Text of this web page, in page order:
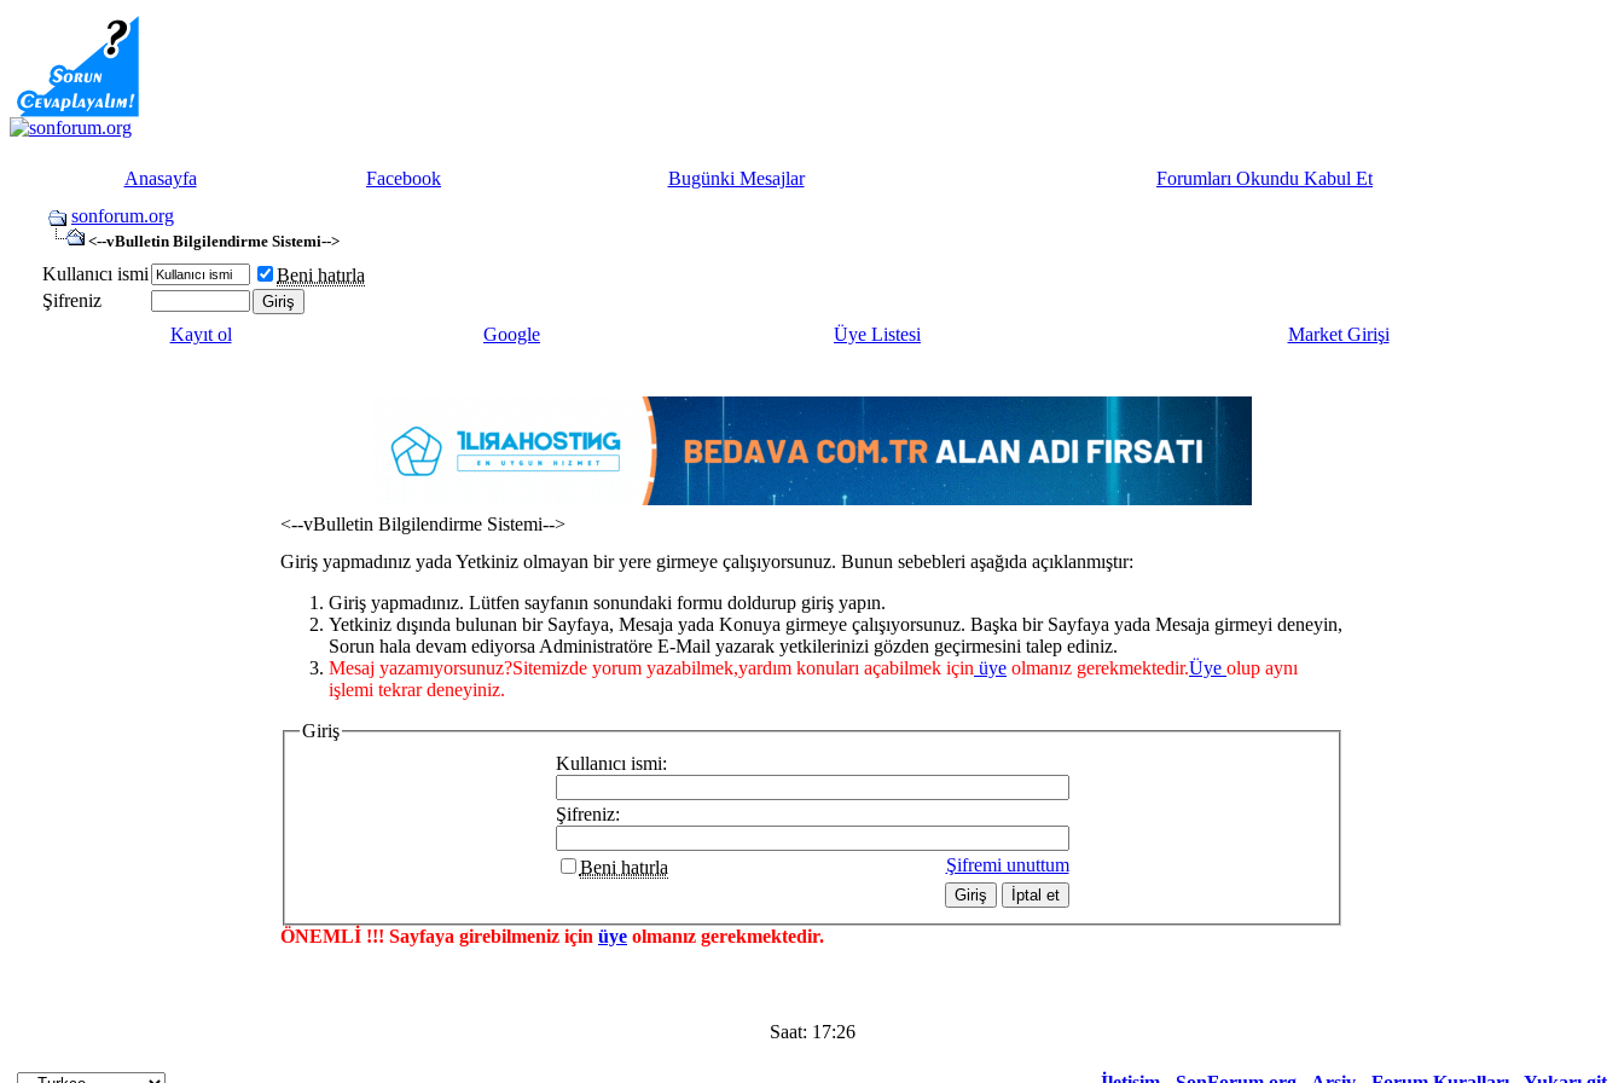
Anasayfa Facebook Bugünki Mesajlar
Forumları Okundu Kabul Et
sonforum.org
<--vBulletin Bilgilendirme Sistemi-->
Kullanıcı ismi
Beni hatırla
Şifreniz
Kayıt ol
Google Üye Listesi Market Girişi
<--vBulletin Bilgilendirme Sistemi-->
Giriş yapmadınız yada Yetkiniz olmayan bir yere girmeye çalışıyorsunuz. Bunun sebebleri aşağıda açıklanmıştır:
Giriş yapmadınız. Lütfen sayfanın sonundaki formu doldurup giriş yapın.
Yetkiniz dışında bulunan bir Sayfaya, Mesaja yada Konuya girmeye çalışıyorsunuz. Başka bir Sayfaya yada Mesaja girmeyi deneyin,
Sorun hala devam ediyorsa Administratöre E-Mail yazarak yetkilerinizi gözden geçirmesini talep ediniz.
Mesaj yazamıyorsunuz?Sitemizde yorum yazabilmek,yardım konuları açabilmek için üye olmanız gerekmektedir.Üye olup aynı
işlemi tekrar deneyiniz.
Giriş
Kullanıcı ismi:
Şifreniz:
Şifremi unuttum
Beni hatırla
ÖNEMLİ !!! Sayfaya girebilmeniz için üye olmanız gerekmektedir.
Saat: 17:26